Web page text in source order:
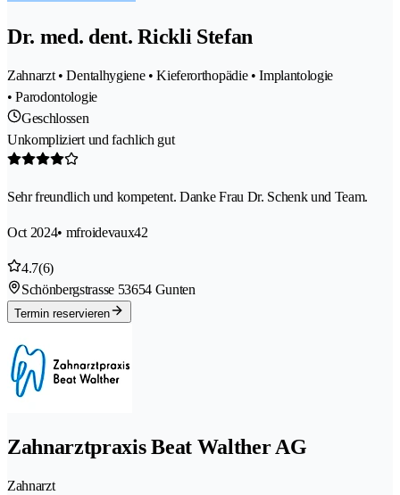
Dr. med. dent. Rickli Stefan
Zahnarzt • Dentalhygiene • Kieferorthopädie • Implantologie
• Parodontologie
Geschlossen
Unkompliziert und fachlich gut
Sehr freundlich und kompetent. Danke Frau Dr. Schenk und Team.
Oct 2024• mfroidevaux42
4.7(6)
Schönbergstrasse 53654 Gunten
Termin reservieren
Zahnarztpraxis Beat Walther AG
Zahnarzt